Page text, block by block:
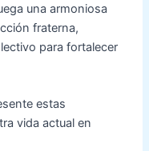
una armoniosa
fraterna,
para fortalecer
estas
vida actual en